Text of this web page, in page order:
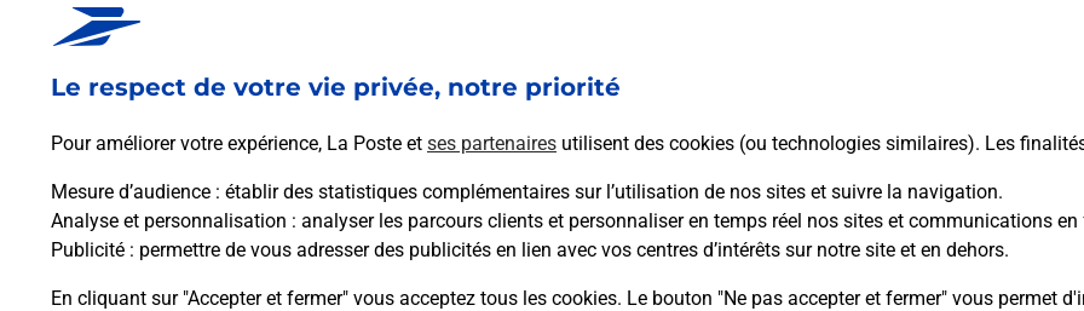
Le respect de votre vie privée, notre priorité
Pour améliorer votre expérience, La Poste et ses partenaires utilisent des cookies (ou technologies similaires). Les
Mesure d’audience : établir des statistiques complémentaires sur l’utilisation de nos sites et suivre la navigation.
Analyse et personnalisation : analyser les parcours clients et personnaliser en temps réel nos sites et communications
Publicité : permettre de vous adresser des publicités en lien avec vos centres d’intérêts sur notre site et en dehors.
En cliquant sur "Accepter et fermer" vous acceptez tous les cookies. Le bouton "Ne pas accepter et fermer" vous permet
Vous souhaitez envoyer un colis depuis : POMAREZ
(40360) ? Découvrez toutes les solutions proposées par
La Poste.
vous ? Découvrez notre offre de téléphones iPhone Apple
dans vos bureaux de Poste à POMAREZ (40360) !